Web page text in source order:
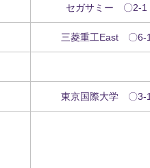
セガサミー 〇2-1
三菱重工East 〇6-
東京国際大学 〇3-